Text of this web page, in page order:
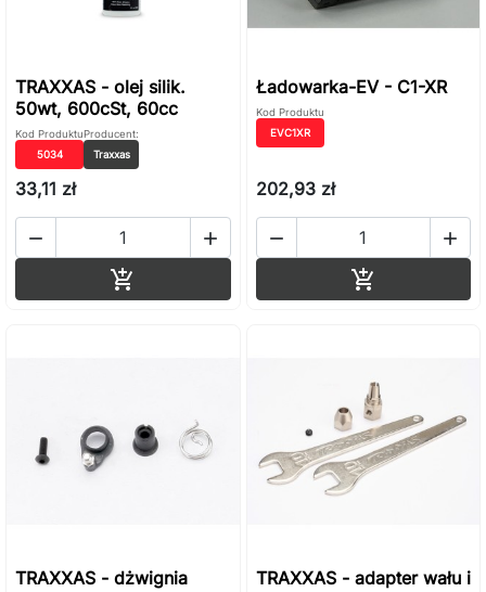
TRAXXAS - olej silik.
50wt, 600cSt, 60cc
Kod Produktu
5034
Producent:
Traxxas
33,11 zł
 

Ładowarka-EV - C1-XR
Kod Produktu
EVC1XR
202,93 zł
 

TRAXXAS - dżwignia
TRAXXAS - adapter wału i